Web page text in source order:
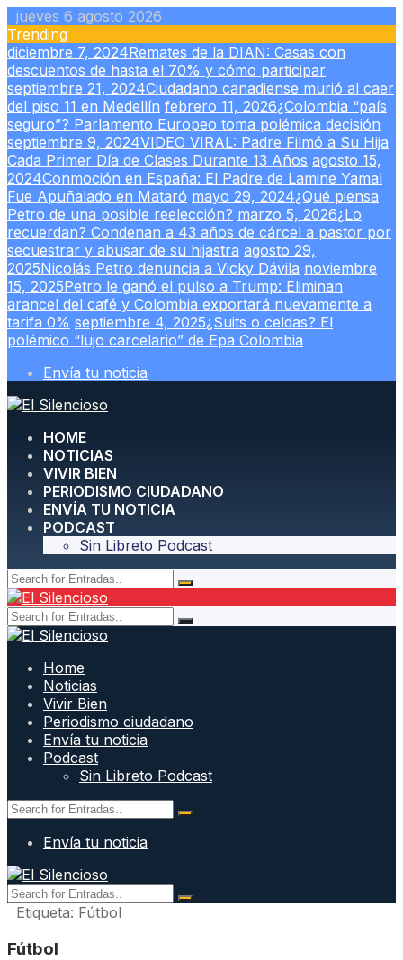
Skip
to
content
jueves 6 agosto 2026
Trending
diciembre 7, 2024Remates de la DIAN: Casas con
descuentos de hasta el 70% y cómo participar
septiembre 21, 2024Ciudadano canadiense murió al caer
del piso 11 en Medellín febrero 11, 2026¿Colombia “país
seguro”? Parlamento Europeo toma polémica decisión
septiembre 9, 2024VIDEO VIRAL: Padre Filmó a Su Hija
Cada Primer Día de Clases Durante 13 Años agosto 15,
2024Conmoción en España: El Padre de Lamine Yamal
Fue Apuñalado en Mataró mayo 29, 2024¿Qué piensa
Petro de una posible reelección? marzo 5, 2026¿Lo
recuerdan? Condenan a 43 años de cárcel a pastor por
secuestrar y abusar de su hijastra agosto 29,
2025Nicolás Petro denuncia a Vicky Dávila noviembre
15, 2025Petro le ganó el pulso a Trump: Eliminan
arancel del café y Colombia exportará nuevamente a
tarifa 0% septiembre 4, 2025¿Suits o celdas? El
polémico “lujo carcelario” de Epa Colombia
Envía tu noticia
HOME
NOTICIAS
VIVIR BIEN
PERIODISMO CIUDADANO
ENVÍA TU NOTICIA
PODCAST
Sin Libreto Podcast
Home
Noticias
Vivir Bien
Periodismo ciudadano
Envía tu noticia
Podcast
Sin Libreto Podcast
Envía tu noticia
Etiqueta: Fútbol
Fútbol